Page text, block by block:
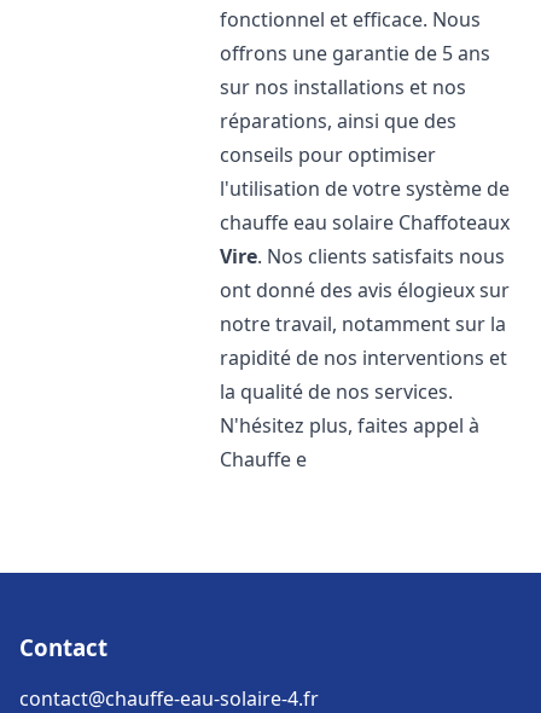
fonctionnel et efficace. Nous
offrons une garantie de 5 ans
sur nos installations et nos
réparations, ainsi que des
conseils pour optimiser
l'utilisation de votre système de
chauffe eau solaire Chaffoteaux
Vire. Nos clients satisfaits nous
ont donné des avis élogieux sur
notre travail, notamment sur la
rapidité de nos interventions et
la qualité de nos services.
N'hésitez plus, faites appel à
Chauffe e
Contact
contact@chauffe-eau-solaire-4.fr